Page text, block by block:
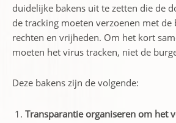
duidelijke bakens uit te zetten die de
de tracking moeten verzoenen met de
rechten en vrijheden. Om het kort
moeten het virus tracken, niet de
Deze bakens zijn de volgende:
Transparantie organiseren om het